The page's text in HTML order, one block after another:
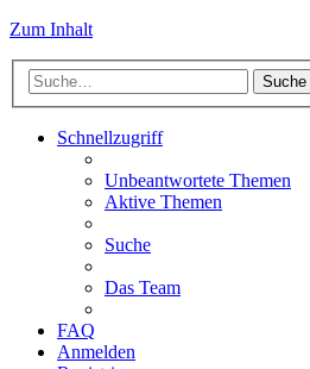
Zum Inhalt
Suche
Schnellzugriff
Unbeantwortete Themen
Aktive Themen
Suche
Das Team
FAQ
Anmelden